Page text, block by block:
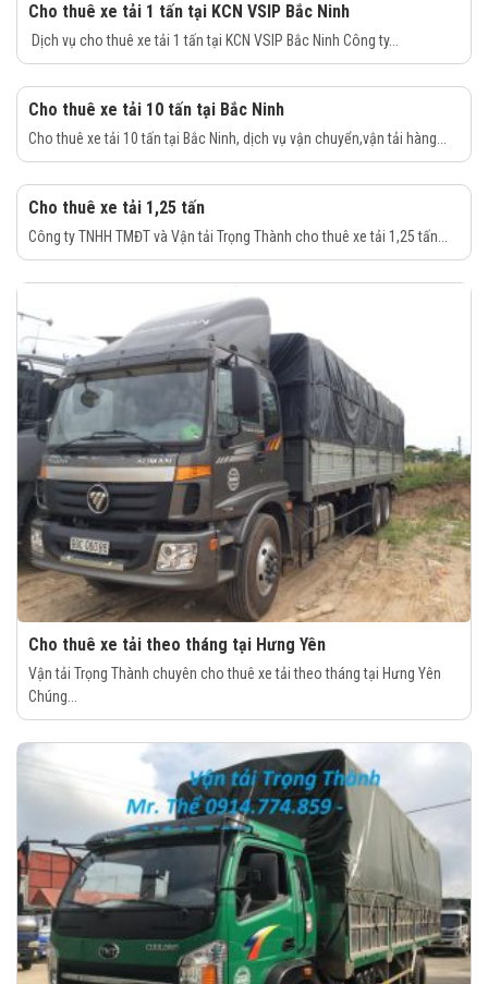
Cho thuê xe tải 1 tấn tại KCN VSIP Bắc Ninh
Dịch vụ cho thuê xe tải 1 tấn tại KCN VSIP Bắc Ninh Công ty...
Cho thuê xe tải 10 tấn tại Bắc Ninh
Cho thuê xe tải 10 tấn tại Bắc Ninh, dịch vụ vận chuyển,vận tải hàng...
Cho thuê xe tải 1,25 tấn
Công ty TNHH TMĐT và Vận tải Trọng Thành cho thuê xe tải 1,25 tấn...
Cho thuê xe tải theo tháng tại Hưng Yên
Vận tải Trọng Thành chuyên cho thuê xe tải theo tháng tại Hưng Yên
Chúng...